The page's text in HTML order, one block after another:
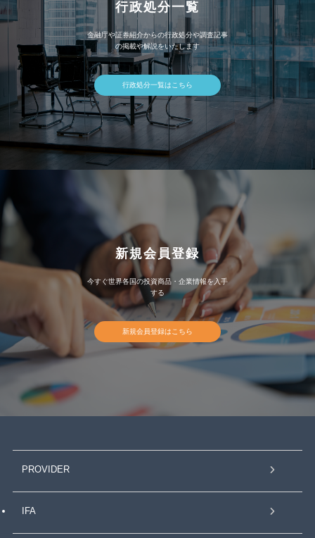
行政処分一覧
金融庁や証券紹介からの行政処分や調査記事
の掲載や解説をいたします
行政処分一覧はこちら
新規会員登録
今すぐ世界各国の投資商品・企業情報を入手
する
新規会員登録はこちら
PROVIDER
IFA